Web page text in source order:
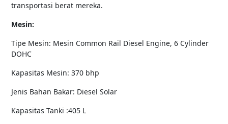
transportasi berat mereka.
Mesin:
Tipe Mesin: Mesin Common Rail Diesel Engine, 6 Cylinder
DOHC
Kapasitas Mesin: 370 bhp
Jenis Bahan Bakar: Diesel Solar
Kapasitas Tanki :405 L